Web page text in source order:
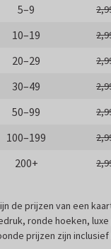
5–9
10–19
20–29
30–49
50–99
100–199
200+
de prijzen van een
ronde hoeken,
prijzen zijn inclusief